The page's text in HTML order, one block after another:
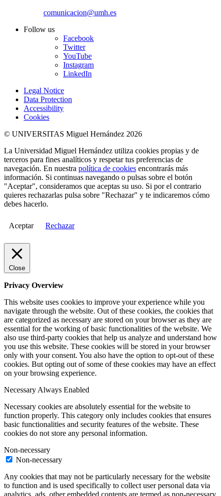
comunicacion@umh.es
Follow us
Facebook
Twitter
YouTube
Instagram
LinkedIn
Legal Notice
Data Protection
Accessibility
Cookies
© UNIVERSITAS Miguel Hernández 2026
La Universidad Miguel Hernández utiliza cookies propias y de
terceros para fines analíticos y respetar tus preferencias de
navegación. En nuestra política de cookies encontrarás más
información. Si continuas navegando o pulsas sobre el botón
"Aceptar", consideramos que aceptas su uso. Si por el contrario
quieres rechazarlas pulsa sobre "Rechazar" y te indicaremos cómo
debes hacerlo.
Aceptar Rechazar
Close
Privacy Overview
This website uses cookies to improve your experience while you
navigate through the website. Out of these cookies, the cookies that
are categorized as necessary are stored on your browser as they are
essential for the working of basic functionalities of the website. We
also use third-party cookies that help us analyze and understand how
you use this website. These cookies will be stored in your browser
only with your consent. You also have the option to opt-out of these
cookies. But opting out of some of these cookies may have an effect
on your browsing experience.
NecessaryAlways Enabled
Necessary cookies are absolutely essential for the website to
function properly. This category only includes cookies that ensures
basic functionalities and security features of the website. These
cookies do not store any personal information.
Non-necessary
Non-necessary
Any cookies that may not be particularly necessary for the website
to function and is used specifically to collect user personal data via